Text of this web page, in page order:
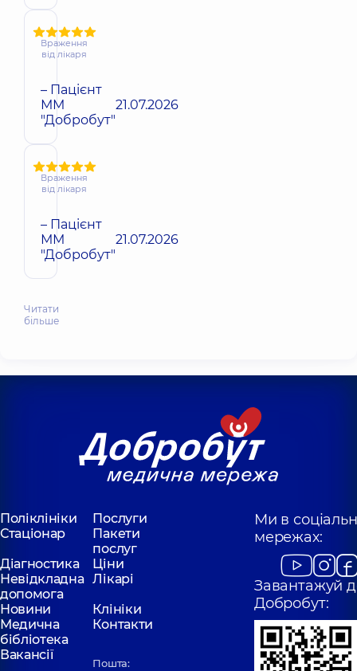
Враження
від лікаря
– Пацієнт
ММ
"Добробут"
21.07.2026
Враження
від лікаря
– Пацієнт
ММ
"Добробут"
21.07.2026
Читати
більше
Поліклініки
Послуги
Стаціонар
Пакети
послуг
Діагностика
Ціни
Невідкладна
допомога
Лікарі
Новини
Клініки
Медична
бібліотека
Контакти
Вакансії
Пошта:
Ми в
мережах:
Завантажуй
Добробут: